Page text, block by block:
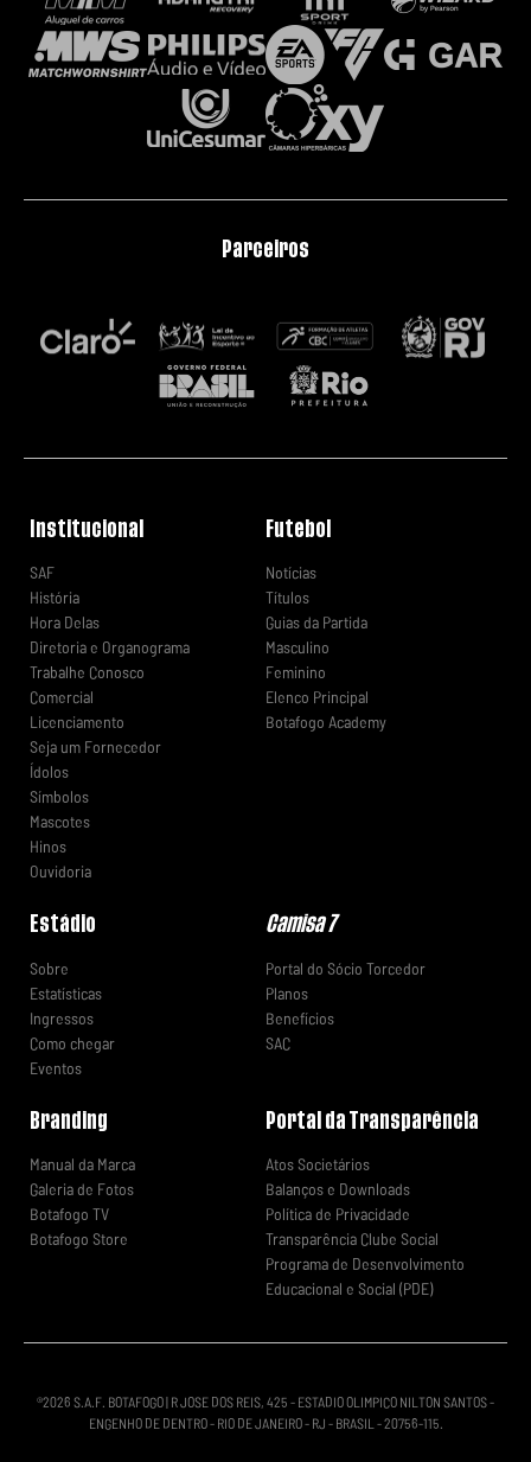
Parceiros
Institucional
SAF
História
Hora Delas
Diretoria e Organograma
Trabalhe Conosco
Comercial
Licenciamento
Seja um Fornecedor
Ídolos
Símbolos
Mascotes
Hinos
Ouvidoria
Futebol
Notícias
Títulos
Guias da Partida
Masculino
Feminino
Elenco Principal
Botafogo Academy
Estádio
Sobre
Estatísticas
Ingressos
Como chegar
Eventos
Camisa 7
Portal do Sócio Torcedor
Planos
Benefícios
SAC
Branding
Manual da Marca
Galeria de Fotos
Botafogo TV
Botafogo Store
Portal da Transparência
Atos Societários
Balanços e Downloads
Política de Privacidade
Transparência Clube Social
Programa de Desenvolvimento
Educacional e Social (PDE)
®2026 S.A.F. BOTAFOGO | R JOSE DOS REIS, 425 - ESTADIO OLIMPICO NILTON SANTOS -
ENGENHO DE DENTRO - RIO DE JANEIRO - RJ - BRASIL - 20756-115.